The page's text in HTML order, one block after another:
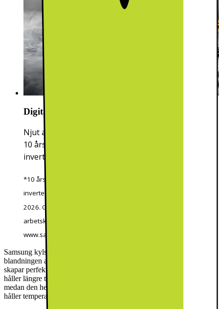
Digital Inverter-teknologi - hållbar & effektiv
Njut av en tyst, kraftfull och hållbar prestanda med
10 års garanti på den digitala
inverterkompressorn.*
*10 års reservdelsgaranti gäller endast den digitala
inverterkompressorn i kylskåp och frysar, sålda fr.om. 1 april
2026. Garantin omfattar inga andra kostnader såsom
arbetskostnader, frakt eller installation. Fullständiga villkor:
www.samsung.com/se/support/warranty/
Samsung kylskåp/frys RB38C705CB1/EF är den perfekta
blandningen av minimalistisk design och avancerade funktioner som
skapar perfekta förvaringsförhållande. Dina varor, som kött och fisk,
håller längre tack vare OptimalFresh+- och HumidityFresh+-zonen
medan den heltäckande kylningen tillsammans med metallkylning
håller temperaturen stabil i hela enheten.